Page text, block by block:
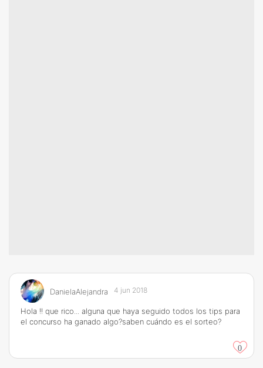
DanielaAlejandra 4 jun 2018
Hola !! que rico... alguna que haya seguido todos los tips para
el concurso ha ganado algo?saben cuándo es el sorteo?
0